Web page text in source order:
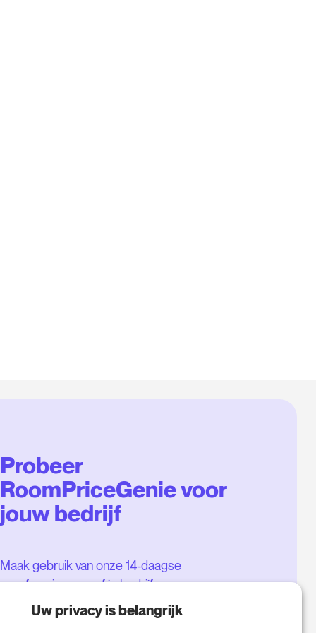
Probeer
RoomPriceGenie voor
jouw bedrijf
Maak gebruik van onze 14-daagse
proefversie en geef je bedrijf een
boost - zonder verplichtingen.
Uw privacy is belangrijk